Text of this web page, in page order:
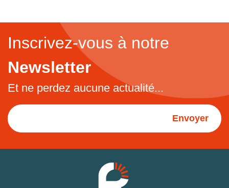
Inscrivez-vous à notre
Newsletter
Et ne perdez aucune actualité...
Envoyer